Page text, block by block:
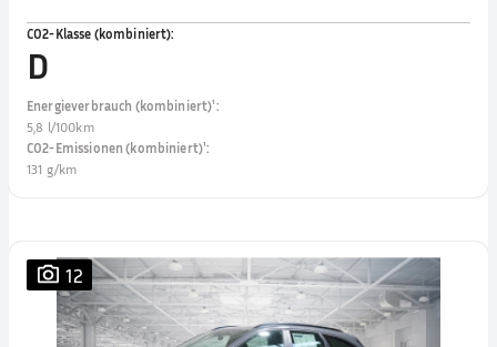
CO2-Klasse (kombiniert):
D
Energieverbrauch (kombiniert)¹:
5,8 l/100km
CO2-Emissionen (kombiniert)¹:
131 g/km
12